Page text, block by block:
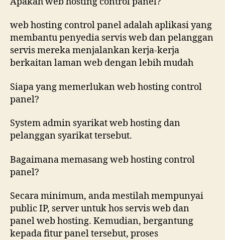
web hosting control panel adalah aplikasi yang
membantu penyedia servis web dan pelanggan
servis mereka menjalankan kerja-kerja
berkaitan laman web dengan lebih mudah
Siapa yang memerlukan web hosting control
panel?
System admin syarikat web hosting dan
pelanggan syarikat tersebut.
Bagaimana memasang web hosting control
panel?
Secara minimum, anda mestilah mempunyai
public IP, server untuk hos servis web dan
panel web hosting. Kemudian, bergantung
kepada fitur panel tersebut, proses